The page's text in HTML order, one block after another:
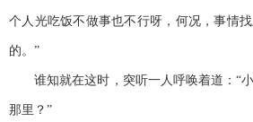
个人光吃饭不做事也不行呀，何况，事情
的。”
谁知就在这时，突听一人呼唤着道：
那里？”